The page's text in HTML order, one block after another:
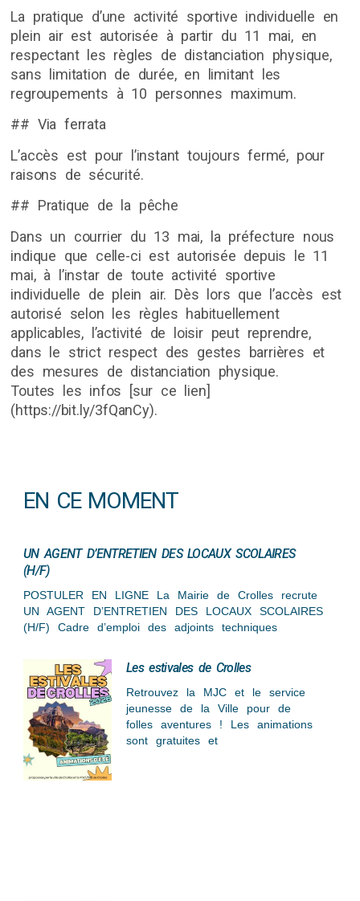
La pratique d’une activité sportive individuelle en
plein air est autorisée à partir du 11 mai, en
respectant les règles de distanciation physique,
sans limitation de durée, en limitant les
regroupements à 10 personnes maximum.
## Via ferrata
L’accès est pour l’instant toujours fermé, pour
raisons de sécurité.
## Pratique de la pêche
Dans un courrier du 13 mai, la préfecture nous
indique que celle-ci est autorisée depuis le 11
mai, à l’instar de toute activité sportive
individuelle de plein air. Dès lors que l’accès est
autorisé selon les règles habituellement
applicables, l’activité de loisir peut reprendre,
dans le strict respect des gestes barrières et
des mesures de distanciation physique.
Toutes les infos [sur ce lien]
(https://bit.ly/3fQanCy).
EN CE MOMENT
UN AGENT D’ENTRETIEN DES LOCAUX SCOLAIRES
(H/F)
POSTULER EN LIGNE La Mairie de Crolles recrute
UN AGENT D’ENTRETIEN DES LOCAUX SCOLAIRES
(H/F) Cadre d’emploi des adjoints techniques
Les estivales de Crolles
Retrouvez la MJC et le service
jeunesse de la Ville pour de
folles aventures ! Les animations
sont gratuites et